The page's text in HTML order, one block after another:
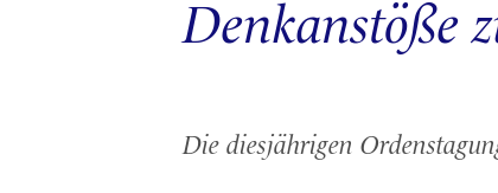
Denkanstöße
Die diesjährigen